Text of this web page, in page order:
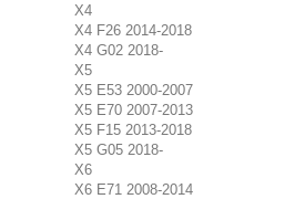
X4
X4 F26 2014-2018
X4 G02 2018-
X5
X5 E53 2000-2007
X5 E70 2007-2013
X5 F15 2013-2018
X5 G05 2018-
X6
X6 E71 2008-2014